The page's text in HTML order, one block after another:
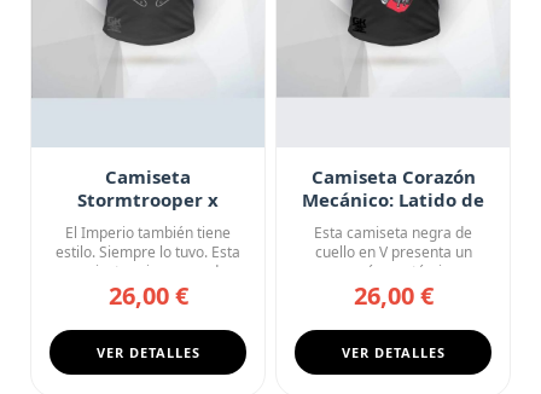
Camiseta
Stormtrooper x
Adidas: Galaxia Tres
Rayas
El Imperio también tiene
estilo. Siempre lo tuvo. Esta
camiseta gris oscuro d...
26,00 €
VER DETALLES
Camiseta Corazón
Mecánico: Latido de
Acero
Esta camiseta negra de
cuello en V presenta un
corazón anatómico
completament...
26,00 €
VER DETALLES